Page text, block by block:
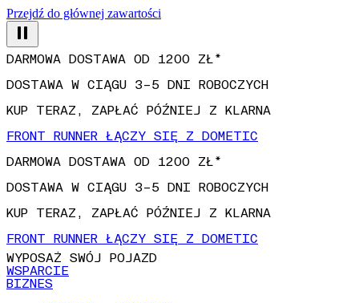
Przejdź do głównej zawartości
DARMOWA DOSTAWA OD 1200 ZŁ*
DOSTAWA W CIĄGU 3–5 DNI ROBOCZYCH
KUP TERAZ, ZAPŁAĆ PÓŹNIEJ Z KLARNA
FRONT RUNNER ŁĄCZY SIĘ Z DOMETIC
DARMOWA DOSTAWA OD 1200 ZŁ*
DOSTAWA W CIĄGU 3–5 DNI ROBOCZYCH
KUP TERAZ, ZAPŁAĆ PÓŹNIEJ Z KLARNA
FRONT RUNNER ŁĄCZY SIĘ Z DOMETIC
WYPOSAŻ SWÓJ POJAZD
WSPARCIE
BIZNES